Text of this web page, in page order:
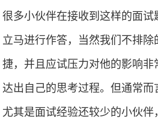
很多小伙伴在接收到这样的面试
立马进行作答，当然我们不排
捷，并且应试压力对他的影响
达出自己的思考过程。但通常而
尤其是面试经验还较少的小伙伴